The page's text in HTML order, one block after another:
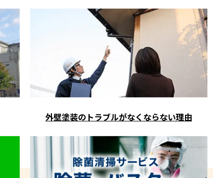
外壁塗装のトラブルがなくならない理由